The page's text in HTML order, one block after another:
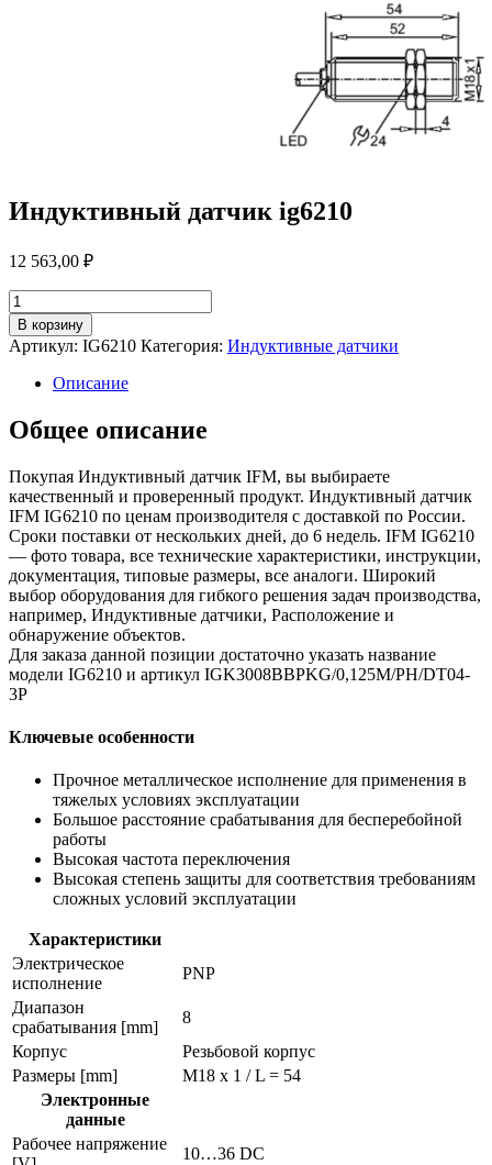
Индуктивный датчик ig6210
12 563,00 ₽
Количество
товара
Индуктивный
датчик
ig6210
В корзину
Артикул: IG6210 Категория: Индуктивные датчики
Описание
Общее описание
Покупая Индуктивный датчик IFM, вы выбираете
качественный и проверенный продукт. Индуктивный датчик
IFM IG6210 по ценам производителя с доставкой по России.
Сроки поставки от нескольких дней, до 6 недель. IFM IG6210
— фото товара, все технические характеристики, инструкции,
документация, типовые размеры, все аналоги. Широкий
выбор оборудования для гибкого решения задач производства,
например, Индуктивные датчики, Расположение и
обнаружение объектов.
Для заказа данной позиции достаточно указать название
модели IG6210 и артикул IGK3008BBPKG/0,125M/PH/DT04-
3P
Ключевые особенности
Прочное металлическое исполнение для применения в
тяжелых условиях эксплуатации
Большое расстояние срабатывания для бесперебойной
работы
Высокая частота переключения
Высокая степень защиты для соответствия требованиям
сложных условий эксплуатации
Характеристики
Электрическое
исполнение
PNP
Диапазон
срабатывания [mm]
8
Корпус
Резьбовой корпус
Размеры [mm]
M18 x 1 / L = 54
Электронные
данные
Рабочее напряжение
10…36 DC